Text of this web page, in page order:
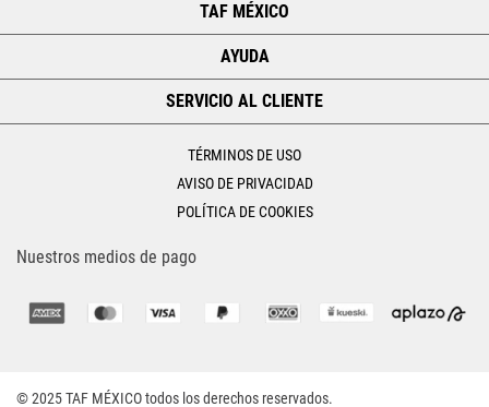
TAF MÉXICO
AYUDA
SERVICIO AL CLIENTE
TÉRMINOS DE USO
AVISO DE PRIVACIDAD
POLÍTICA DE COOKIES
Nuestros medios de pago
© 2025 TAF MÉXICO todos los derechos reservados.